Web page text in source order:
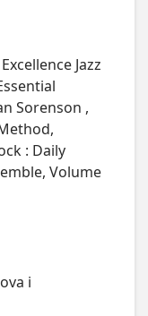
Jazz
Sorenson ,
: Daily
Volume
i